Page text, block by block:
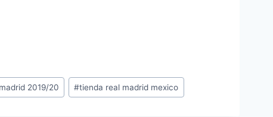
2019/20 #tienda real madrid mexico